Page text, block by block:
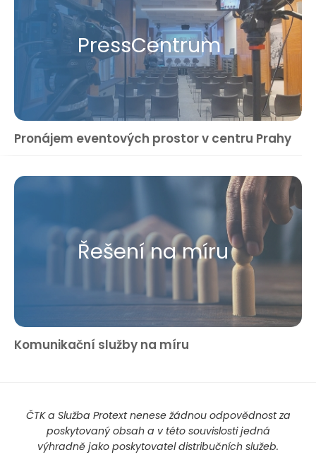
Press​Centrum
Pronájem eventových prostor v centru Prahy
Řešení na míru
Komunikační služby na míru
ČTK a Služba Protext nenese žádnou odpovědnost za
poskytovaný obsah a v této souvislosti jedná
výhradně jako poskytovatel distribučních služeb.